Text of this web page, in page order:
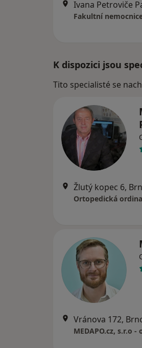
Ivana Petroviče
Fakultní
K dispozici jsou
Tito specialisté se
Žlutý kopec 6,
Ortopedická
Vránova 172,